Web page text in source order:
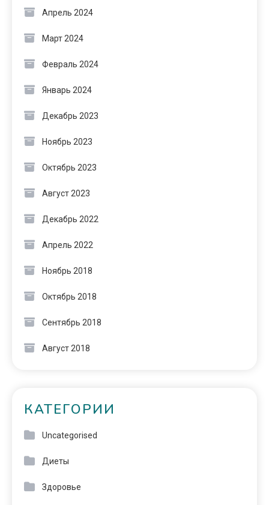
Апрель 2024
Март 2024
Февраль 2024
Январь 2024
Декабрь 2023
Ноябрь 2023
Октябрь 2023
Август 2023
Декабрь 2022
Апрель 2022
Ноябрь 2018
Октябрь 2018
Сентябрь 2018
Август 2018
КАТЕГОРИИ
Uncategorised
Диеты
Здоровье